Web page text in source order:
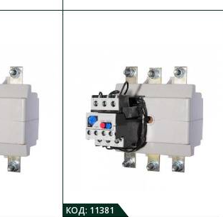
FTR 32B (2,2-3,1А)
FTR предназначены для защиты асинхронных
перегрузок, обрыв..
КОД: 11381